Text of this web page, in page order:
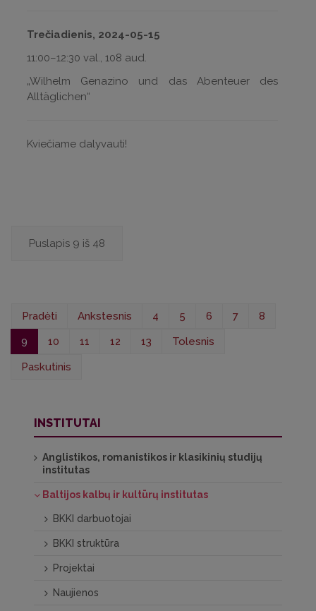
Trečiadienis, 2024-05-15
11:00–12:30 val., 108 aud.
„Wilhelm Genazino und das Abenteuer des
Alltäglichen“
Kviečiame dalyvauti!
Puslapis 9 iš 48
Pradėti Ankstesnis 4 5 6 7
8
9
10 11 12 13
Tolesnis
Paskutinis
INSTITUTAI
Anglistikos, romanistikos ir klasikinių studijų
institutas
Baltijos kalbų ir kultūrų institutas
BKKI darbuotojai
BKKI struktūra
Projektai
Naujienos